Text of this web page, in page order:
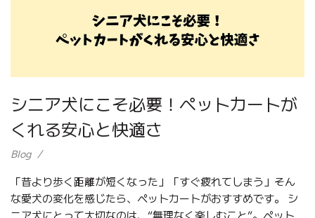
シニア犬にこそ必要！ペットカートが
くれる安心と快適さ
Blog
「昔より歩く距離が短くなった」「すぐ疲れてしまう」そん
な愛犬の変化を感じたら、ペットカートがおすすめです。 シ
ニア犬にとって大切なのは、“無理なく楽しむこと”。ペット